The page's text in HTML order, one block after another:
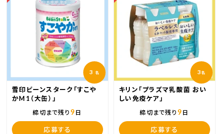
3 名
雪印ビーンスターク「すこや
かM1（大缶）」
締切まで残り 9 日
応募する
3名
キリン「プラズマ乳酸菌 おい
しい免疫ケア」
締切まで残り 9 日
応募する